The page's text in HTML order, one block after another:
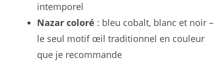
intemporel
Nazar coloré : bleu cobalt, blanc et noir –
le seul motif œil traditionnel en couleur
que je recommande